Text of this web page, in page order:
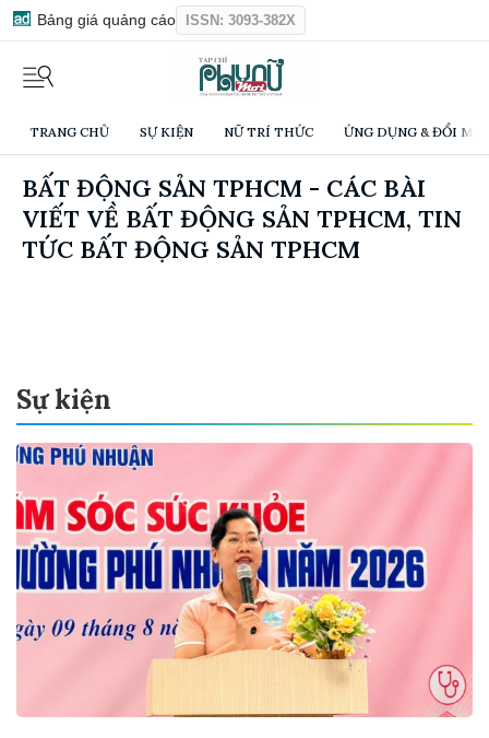
Bảng giá quảng cáo ISSN: 3093-382X
TRANG CHỦ SỰ KIỆN NỮ TRÍ THỨC ỨNG DỤNG & ĐỔI
BẤT ĐỘNG SẢN TPHCM - CÁC BÀI
VIẾT VỀ BẤT ĐỘNG SẢN TPHCM, TIN
TỨC BẤT ĐỘNG SẢN TPHCM
Sự kiện